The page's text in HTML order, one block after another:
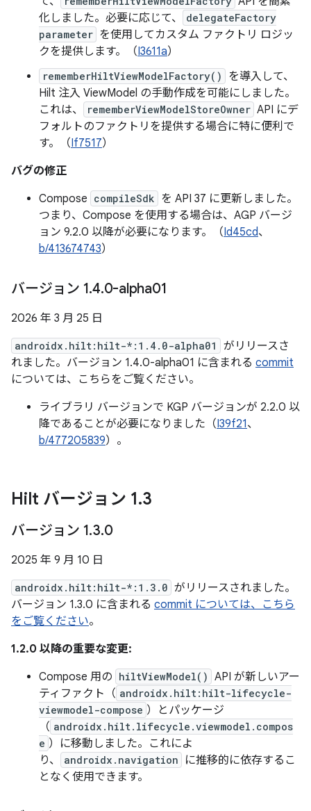
化しました。必要に応じて、
delegateFactory
parameter を使用してカスタム ファクトリ ロジッ
クを提供します。（I3611a）
rememberHiltViewModelFactory()
を導入して、
Hilt 注入 ViewModel の手動作成を可能にしました。
これは、
rememberViewModelStoreOwner API にデ
フォルトのファクトリを提供する場合に特に便利で
す。（If7517）
バグの修正
Compose compileSdk を API 37 に更新しました。
つまり、Compose を使用する場合は、AGP バージ
ョン 9.2.0 以降が必要になります。（Id45cd、
b/413674743）
バージョン 1.4.0-alpha01
2026 年 3 月 25 日
androidx.hilt:hilt-*:1.4.0-alpha01
がリリースさ
れました。バージョン 1.4.0-alpha01 に含まれる commit
については、こちらをご覧ください。
ライブラリ バージョンで KGP バージョンが 2.2.0 以
降であることが必要になりました（I39f21、
b/477205839）。
Hilt バージョン 1.3
バージョン 1.3.0
2025 年 9 月 10 日
androidx.hilt:hilt-*:1.3.0 がリリースされました。
バージョン 1.3.0 に含まれる commit については、こちら
をご覧ください。
1.2.0 以降の重要な変更:
Compose 用の hiltViewModel() API が新しいアー
ティファクト（ androidx.hilt:hilt-lifecycle-
viewmodel-compose ）とパッケージ
（ androidx.hilt.lifecycle.viewmodel.compos
e ）に移動しました。これによ
り、
androidx.navigation
に推移的に依存するこ
となく使用できます。